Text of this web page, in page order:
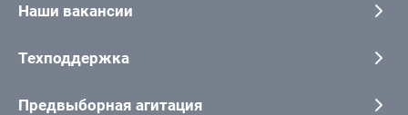
Наши вакансии
Техподдержка
Предвыборная агитация